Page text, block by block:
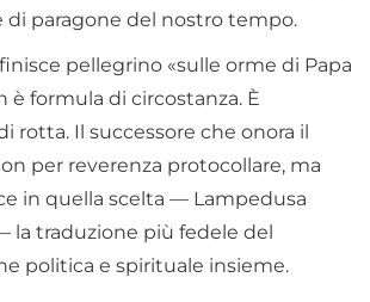
di paragone del nostro tempo.
pellegrino «sulle orme di Papa
è formula di circostanza. È
rotta. Il successore che onora il
per reverenza protocollare, ma
in quella scelta — Lampedusa
traduzione più fedele del
politica e spirituale insieme.